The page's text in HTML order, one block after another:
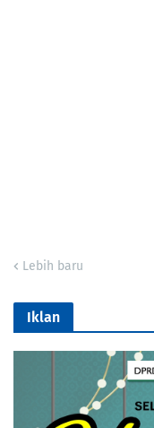
Lebih baru
Iklan